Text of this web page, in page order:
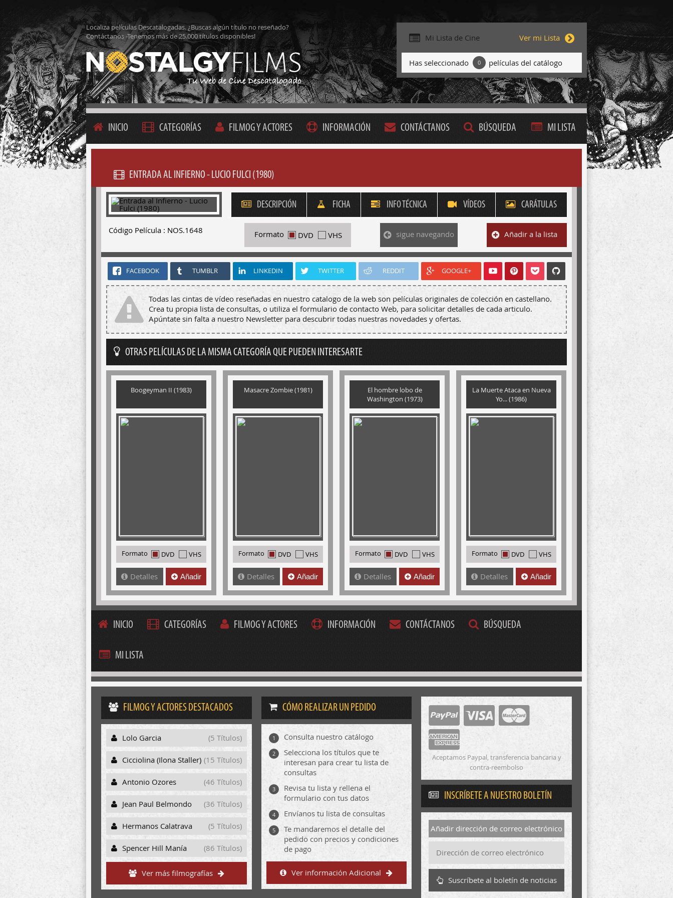
Localiza películas Descatalogadas. ¿Buscas algún título no reseñado?
Contáctanos -Tenemos más de 25.000 títulos disponibles!
Mi Lista de Cine Ver mi Lista
Has seleccionado 0 películas del catálogo
INICIO CATEGORÍAS FILMOG Y ACTORES INFORMACIÓN CONTÁCTANOS BÚSQUEDA MI LISTA
ENTRADA AL INFIERNO - LUCIO FULCI (1980)
DESCRIPCIÓN FICHA INFO TÉCNICA VÍDEOS CARÁTULAS
Código Película : NOS.1648 Formato DVD VHS sigue navegando Añadir a la lista
FACEBOOK TUMBLR LINKEDIN TWITTER REDDIT GOOGLE+
Todas las cintas de vídeo reseñadas en nuestro catalogo de la web son películas originales de colección en castellano.
Crea tu propia lista de consultas, o utiliza el formulario de contacto Web, para solicitar detalles de cada articulo.
Apúntate sin falta a nuestro Newsletter para descubrir todas nuestras novedades y ofertas.
OTRAS PELÍCULAS DE LA MISMA CATEGORÍA QUE PUEDEN INTERESARTE
Boogeyman II (1983)
Formato DVD VHS
Detalles Añadir
Masacre Zombie (1981)
Formato DVD VHS
Detalles Añadir
El hombre lobo de
Washington (1973)
Formato DVD VHS
Detalles Añadir
La Muerte Ataca en Nueva
Yo... (1986)
Formato DVD VHS
Detalles Añadir
INICIO CATEGORÍAS FILMOG Y ACTORES INFORMACIÓN CONTÁCTANOS BÚSQUEDA
MI LISTA
FILMOG Y ACTORES DESTACADOS
Lolo Garcia (5 Títulos)
Cicciolina (Ilona Staller) (15 Títulos)
Antonio Ozores (46 Títulos)
Jean Paul Belmondo (36 Títulos)
Hermanos Calatrava (5 Títulos)
Spencer Hill Manía (86 Títulos)
Ver más filmografías
CÓMO REALIZAR UN PEDIDO
1 Consulta nuestro catálogo
2
Selecciona los títulos que te
interesan para crear tu lista de
consultas
3
Revisa tu lista y rellena el
formulario con tus datos
4 Envíanos tu lista de consultas
5
Te mandaremos el detalle del
pedido con precios y condiciones
de pago
Ver información Adicional
Aceptamos Paypal, transferencia bancaria y
contra-reembolso
INSCRÍBETE A NUESTRO BOLETÍN
Añadir dirección de correo electrónico
Suscríbete al boletín de noticias